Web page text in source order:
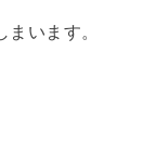
います。